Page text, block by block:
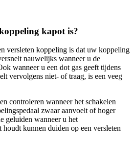
kapot is?
versleten koppeling is dat uw koppeling
nauwelijks wanneer u de
wanneer u een dot gas geeft tijdens
vervolgens niet- of traag, is een veeg
controleren wanneer het schakelen
zwaar aanvoelt of hoger
geluiden wanneer u het
kunnen duiden op een versleten